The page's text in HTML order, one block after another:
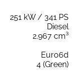
251 kW / 341 PS
Diesel
2.967 cm³
Euro6d
4 (Green)